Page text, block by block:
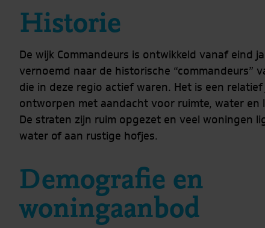
Historie
De wijk Commandeurs is ontwikkeld vanaf eind
vernoemd naar de historische “commandeurs”
die in deze regio actief waren. Het is een
ontworpen met aandacht voor ruimte, water en
De straten zijn ruim opgezet en veel woningen
water of aan rustige hofjes.
Demografie en
woningaanbod